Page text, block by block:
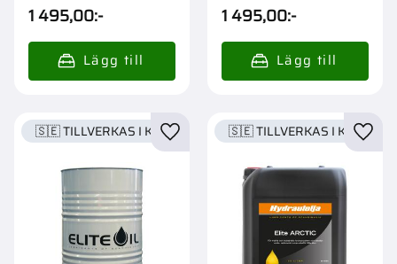
1 495,00:- 1 495,00:-
🇸🇪 TILLVERKAS I KARLSTADLägg till i favoriter
🇸🇪 TILLVERKAS I